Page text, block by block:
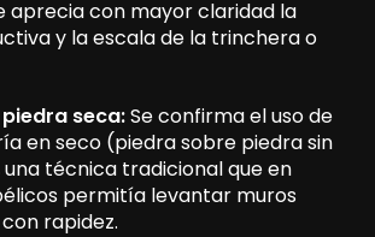
aprecia con mayor claridad la
y la escala de la trinchera o
seca:Se confirma el uso de
en seco (piedra sobre piedra sin
técnica tradicional que en
permitía levantar muros
rapidez.